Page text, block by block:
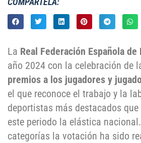
La Real Federación Española de
año 2024 con la celebración de
premios a los jugadores y
el que reconoce el trabajo y la
deportistas más destacados
este periodo la elástica
categorías la votación ha sido